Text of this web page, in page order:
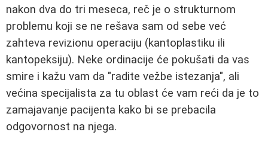
nakon dva do tri meseca, reč je o strukturnom
problemu koji se ne rešava sam od sebe već
zahteva revizionu operaciju (kantoplastiku ili
kantopeksiju). Neke ordinacije će pokušati da vas
smire i kažu vam da "radite vežbe istezanja", ali
većina specijalista za tu oblast će vam reći da je to
zamajavanje pacijenta kako bi se prebacila
odgovornost na njega.